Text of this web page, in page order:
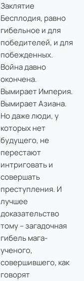
Заклятие
Бесплодия, равно
гибельное и для
победителей, и для
побежденных.
Война давно
окончена.
Вымирает Империя.
Вымирает Азиана.
Но даже люди, у
которых нет
будущего, не
перестают
интриговать и
совершать
преступления. И
лучшее
доказательство
тому – загадочная
гибель мага-
ученого,
совершившего, как
говорят